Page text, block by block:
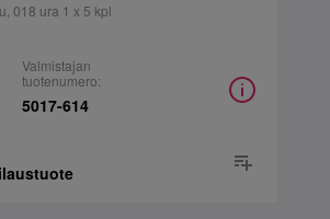
018 ura 1 x 5 kpl
Valmistajan
tuotenumero:
5017-614